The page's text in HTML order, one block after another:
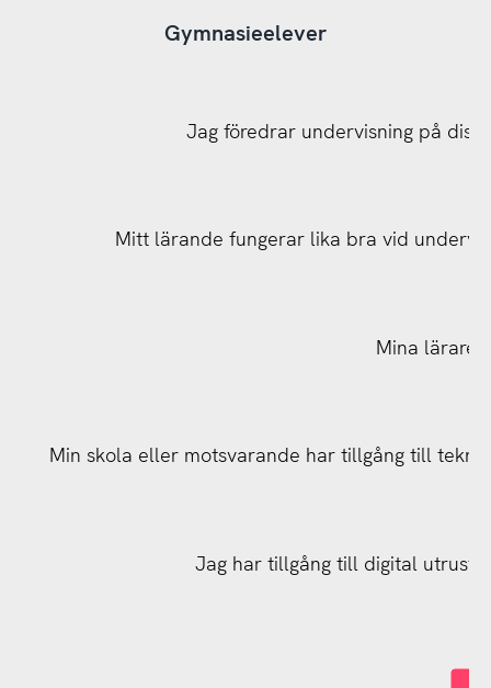
Gymnasieelever
Min skola eller motsvarande har tillgång till
Jag har tillgång till digital
Min skola eller motsvarande har tillgång till
Mina lärare
Mitt lärande fungerar lika bra vid
Jag föredrar undervisning på